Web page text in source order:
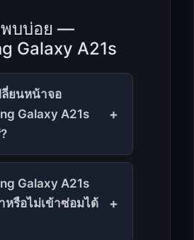
บบ่อย —
Galaxy A21s
ลี่ยนหน้าจอ
Galaxy A21s
+
Galaxy A21s
หรือไม่เข้าซ่อมได้
+